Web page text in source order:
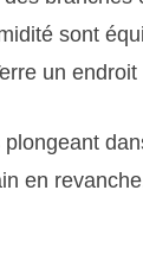
sont
un
en